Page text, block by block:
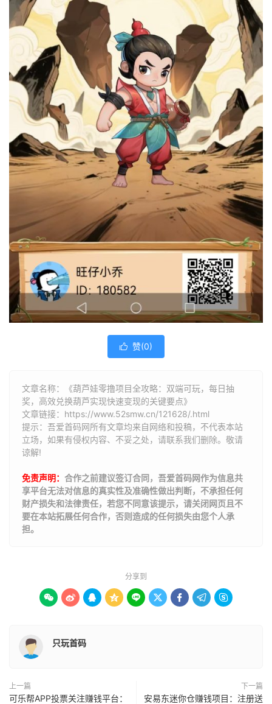
 赞(0)
文章名称：《葫芦娃零撸项目全攻略：双端可玩，每日抽
奖，高效兑换葫芦实现快速变现的关键要点》
文章链接： https://www.52smw.cn/121628/.html
提示：吾爱首码网所有文章均来自网络和投稿，不代表本站
立场，如果有侵权内容、不妥之处，请联系我们删除。敬请
谅解!
免责声明： 合作之前建议签订合同，吾爱首码网作为信息共
享平台无法对信息的真实性及准确性做出判断，不承担任何
财产损失和法律责任，若您不同意该提示，请关闭网页且不
要在本站拓展任何合作，否则造成的任何损失由您个人承
担。
分享到
        
只玩首码
上一篇
可乐帮APP投票关注赚钱平台：
下一篇
安易东迷你仓赚钱项目：注册送